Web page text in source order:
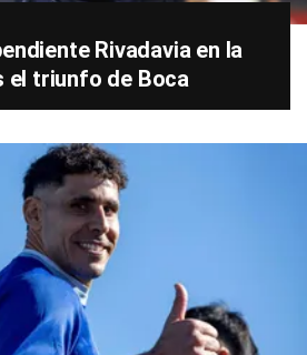
Rivadavia en la
el triunfo de Boca